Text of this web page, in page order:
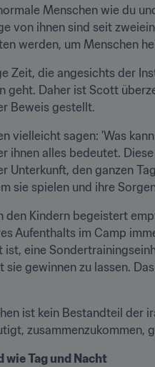
Menschen wie du
von ihnen sind seit
werden, um Menschen
Zeit, die angesichts der
geht. Daher ist Scott
Beweis gestellt.
vielleicht sagen: 'Was
ihnen alles bedeutet.
Unterkunft, den ganzen
sie spielen und ihre
Kindern begeistert
Aufenthalts im Camp
eine
sie gewinnen zu lassen.
ist kein Bestandteil der
zusammenzukommen,
wie Tag und Nacht